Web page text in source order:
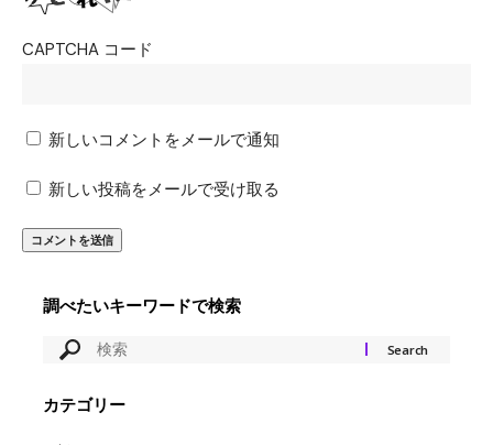
CAPTCHA コード
新しいコメントをメールで通知
新しい投稿をメールで受け取る
調べたいキーワードで検索
カテゴリー